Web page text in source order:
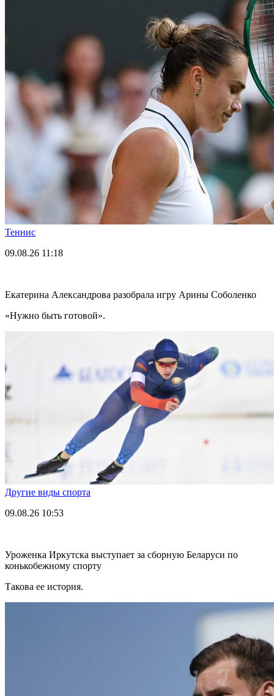
Теннис
09.08.26 11:18
Екатерина Александрова разобрала игру Арины Соболенко
«Нужно быть готовой».
Другие виды спорта
09.08.26 10:53
Уроженка Иркутска выступает за сборную Беларуси по
конькобежному спорту
Такова ее история.